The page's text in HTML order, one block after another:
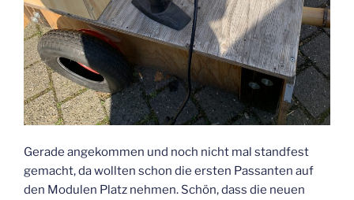
Gera­de ange­kom­men und noch nicht mal stand­fest
gemacht, da woll­ten schon die ers­ten Pas­san­ten auf
den Modu­len Platz neh­men. Schön, dass die neu­en